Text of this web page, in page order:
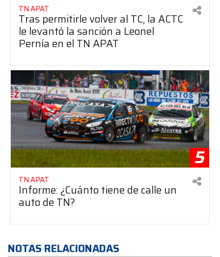
TN APAT
Tras permitirle volver al TC, la ACTC
le levantó la sanción a Leonel
Pernía en el TN APAT
5
TN APAT
Informe: ¿Cuánto tiene de calle un
auto de TN?
NOTAS RELACIONADAS